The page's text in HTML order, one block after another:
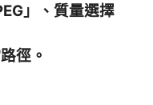
」、質量選擇
徑。